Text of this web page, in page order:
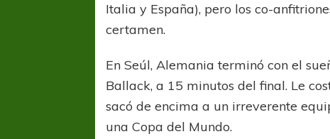
Italia y España), pero los co-
certamen.
En Seúl, Alemania terminó con el
Ballack, a 15 minutos del final. Le
sacó de encima a un irreverente
una Copa del Mundo.